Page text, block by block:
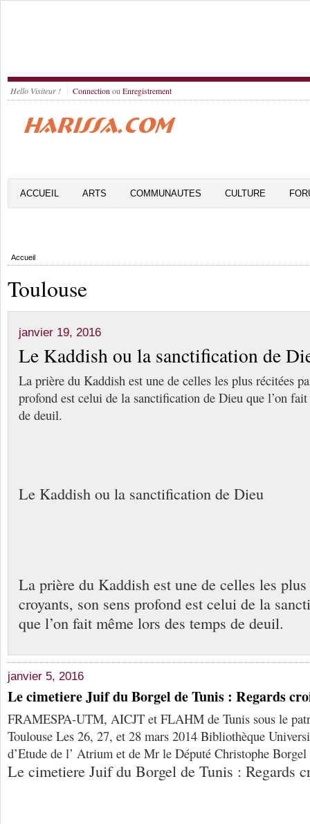
Hello Visiteur ! Connection ou Enregistrement
ACCUEIL ARTS COMMUNAUTES CULTURE
Accueil
Toulouse
janvier 19, 2016
Le Kaddish ou la sanctification de
La prière du Kaddish est une de celles les plus récitées
profond est celui de la sanctification de Dieu que l’on
de deuil.
Le Kaddish ou la sanctification de Dieu
La prière du Kaddish est une de celles les
croyants, son sens profond est celui de la
que l’on fait même lors des temps de deuil.
janvier 5, 2016
Le cimetiere Juif du Borgel de Tunis : Regards
FRAMESPA-UTM, AICJT et FLAHM de Tunis sous le
Toulouse Les 26, 27, et 28 mars 2014 Bibliothèque
d’Etude de l’ Atrium et de Mr le Député Christophe Borgel
Le cimetiere Juif du Borgel de Tunis : Regards